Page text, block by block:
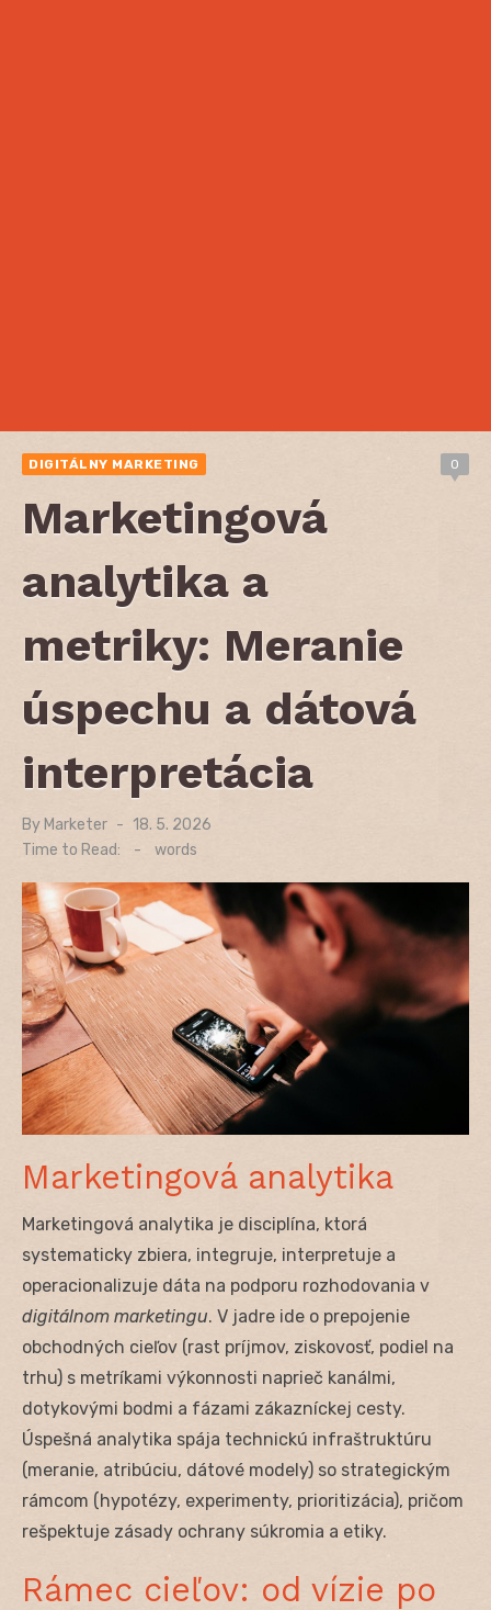
DIGITÁLNY MARKETING 0
Marketingová
analytika a
metriky: Meranie
úspechu a dátová
interpretácia
By Marketer
Posted
18. 5. 2026
Time to Read:
- words
Marketingová analytika
Marketingová analytika je disciplína, ktorá
systematicky zbiera, integruje, interpretuje a
operacionalizuje dáta na podporu rozhodovania v
digitálnom marketingu. V jadre ide o prepojenie
obchodných cieľov (rast príjmov, ziskovosť, podiel na
trhu) s metríkami výkonnosti naprieč kanálmi,
dotykovými bodmi a fázami zákazníckej cesty.
Úspešná analytika spája technickú infraštruktúru
(meranie, atribúciu, dátové modely) so strategickým
rámcom (hypotézy, experimenty, prioritizácia), pričom
rešpektuje zásady ochrany súkromia a etiky.
Rámec cieľov: od vízie po